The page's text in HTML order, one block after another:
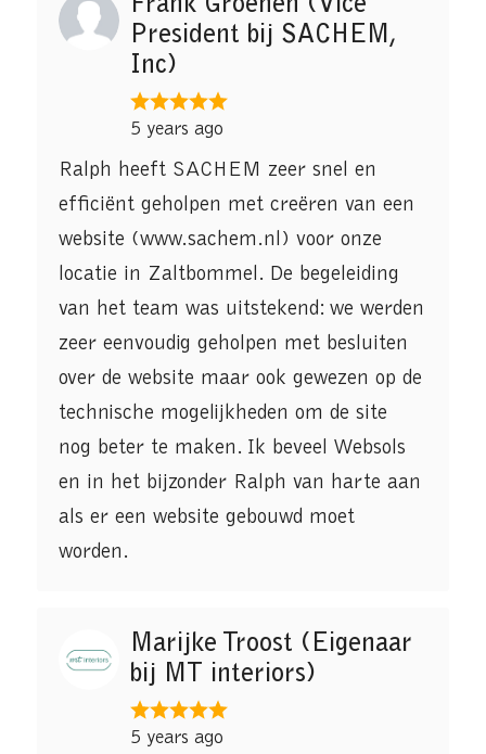
Frank Groenen (Vice
President bij SACHEM,
Inc)
5 years ago
Ralph heeft SACHEM zeer snel en
efficiënt geholpen met creëren van een
website (www.sachem.nl) voor onze
locatie in Zaltbommel. De begeleiding
van het team was uitstekend: we werden
zeer eenvoudig geholpen met besluiten
over de website maar ook gewezen op de
technische mogelijkheden om de site
nog beter te maken. Ik beveel Websols
en in het bijzonder Ralph van harte aan
als er een website gebouwd moet
worden.
Marijke Troost (Eigenaar
bij MT interiors)
5 years ago